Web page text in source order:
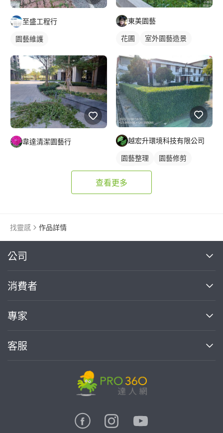
至盛工程行
園藝維護
韋達清潔園藝行
東美園藝
花圃 室外園藝造景
越宏升環境科技有限公司
園藝整理
園藝修剪
草皮
查看更多
找靈感 作品詳情
公司
關於我們
部落格
加入我們
消費者
買服務
熱門服務
專家
案件中心
客服
繼續完成